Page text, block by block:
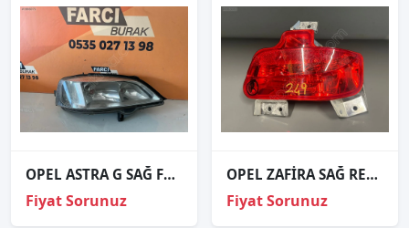
OPEL ASTRA G SAĞ FAR ORJİNAL
Fiyat Sorunuz
OPEL ZAFİRA SAĞ REFLEKTÖR ORJİNAL
Fiyat Sorunuz